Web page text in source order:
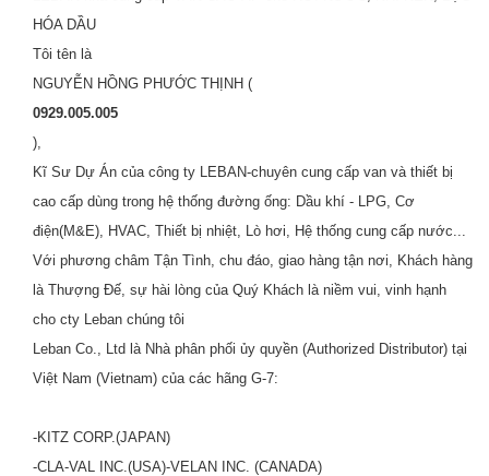
HÓA DẦU
Tôi tên là
NGUYỄN HỒNG PHƯỚC THỊNH (
0929.005.005
),
Kĩ Sư Dự Án của công ty LEBAN-chuyên cung cấp van và thiết bị
cao cấp dùng trong hệ thống đường ống: Dầu khí - LPG, Cơ
điện(M&E), HVAC, Thiết bị nhiệt, Lò hơi, Hệ thống cung cấp nước...
Với phương châm Tận Tình, chu đáo, giao hàng tận nơi, Khách hàng
là Thượng Đế, sự hài lòng của Quý Khách là niềm vui, vinh hạnh
cho cty Leban chúng tôi
Leban Co., Ltd là Nhà phân phối ủy quyền (Authorized Distributor) tại
Việt Nam (Vietnam) của các hãng G-7:
-KITZ CORP.(JAPAN)
-CLA-VAL INC.(USA)-VELAN INC. (CANADA)